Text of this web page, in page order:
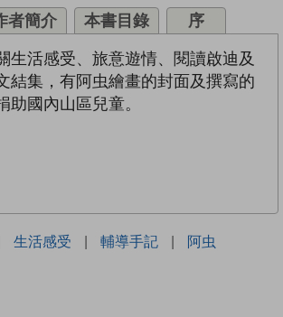
者簡介 本書目錄 序
生活感受、旅意遊情、閱讀啟迪及
結集，有阿虫繪畫的封面及撰寫的
助國內山區兒童。
生活感受 | 輔導手記 | 阿虫